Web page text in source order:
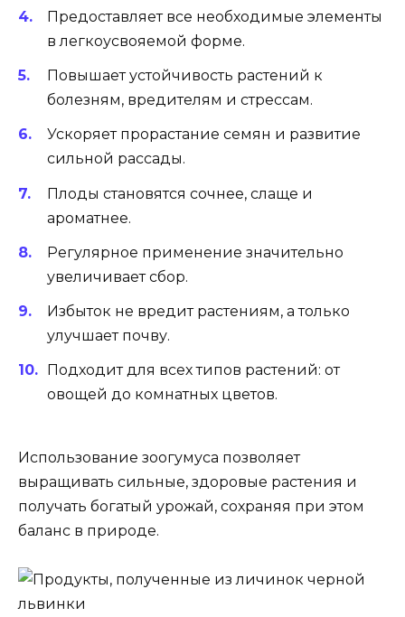
Предоставляет все необходимые элементы
в легкоусвояемой форме.
Повышает устойчивость растений к
болезням, вредителям и стрессам.
Ускоряет прорастание семян и развитие
сильной рассады.
Плоды становятся сочнее, слаще и
ароматнее.
Регулярное применение значительно
увеличивает сбор.
Избыток не вредит растениям, а только
улучшает почву.
Подходит для всех типов растений: от
овощей до комнатных цветов.
Использование зоогумуса позволяет
выращивать сильные, здоровые растения и
получать богатый урожай, сохраняя при этом
баланс в природе.